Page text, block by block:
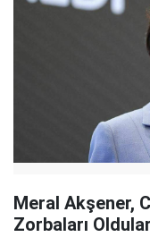
Meral Akşener,
Zorbaları